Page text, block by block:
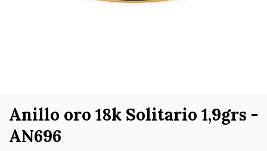
Anillo oro 18k Solitario 1,9grs -
AN696